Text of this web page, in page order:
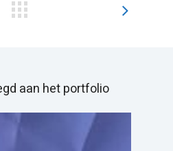
aan het portfolio